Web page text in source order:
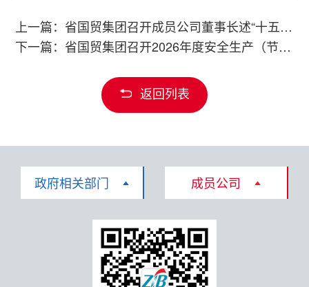
上一篇：省国贸集团召开成员公司董事长述“十五五”战略规划及评审会
下一篇：省国贸集团召开2026年度安全生产（节能减排）工作会议
返回列表
政府相关部门 成员公司